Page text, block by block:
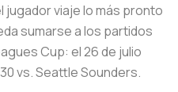
jugador viaje lo más pronto
sumarse a los partidos
Cup: el 26 de julio
vs. Seattle Sounders.